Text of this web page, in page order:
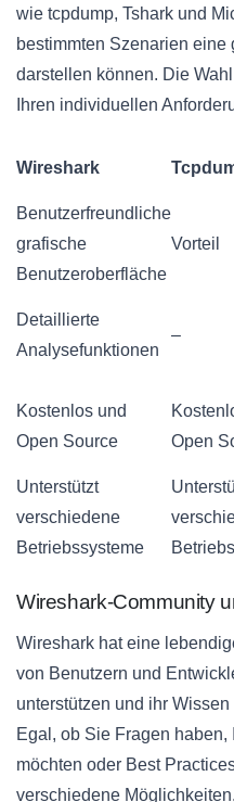
wie tcpdump, Tshark und
bestimmten Szenarien
darstellen können. Die
Ihren individuellen
Wireshark
Benutzerfreundliche
grafische
Benutzeroberfläche
Vorteil
Detaillierte
Analysefunktionen
–
Kostenlos und
Open Source
Open
Unterstützt
verschiedene
Betriebssysteme
Wireshark-Community
Wireshark hat eine
von Benutzern und
unterstützen und ihr
Egal, ob Sie Fragen
möchten oder Best
verschiedene